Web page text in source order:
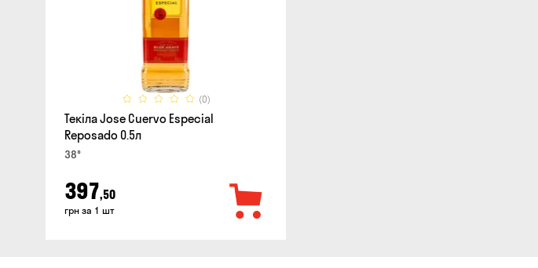
(0)
Текіла Jose Cuervo Especial
Reposado 0.5л
38°
397,50
грн за 1 шт